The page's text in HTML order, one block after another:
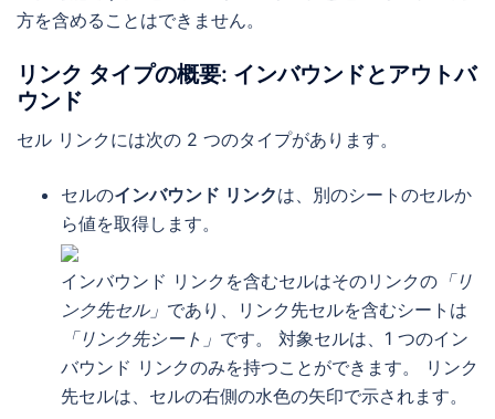
方を含めることはできません。
リンク タイプの概要: インバウンドとアウトバ
ウンド
セル リンクには次の 2 つのタイプがあります。
セルのインバウンド リンクは、別のシートのセルか
ら値を取得します。
インバウンド リンクを含むセルはそのリンクの 「リ
ンク先セル」 であり、リンク先セルを含むシートは
「リンク先シート」 です。 対象セルは、1 つのイン
バウンド リンクのみを持つことができます。 リンク
先セルは、セルの右側の水色の矢印で示されます。